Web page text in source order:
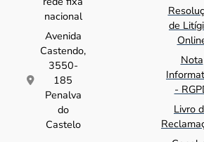
nacional
Avenida
Castendo,
3550-
185
Penalva
do
Castelo
de
Nota
-
Livro